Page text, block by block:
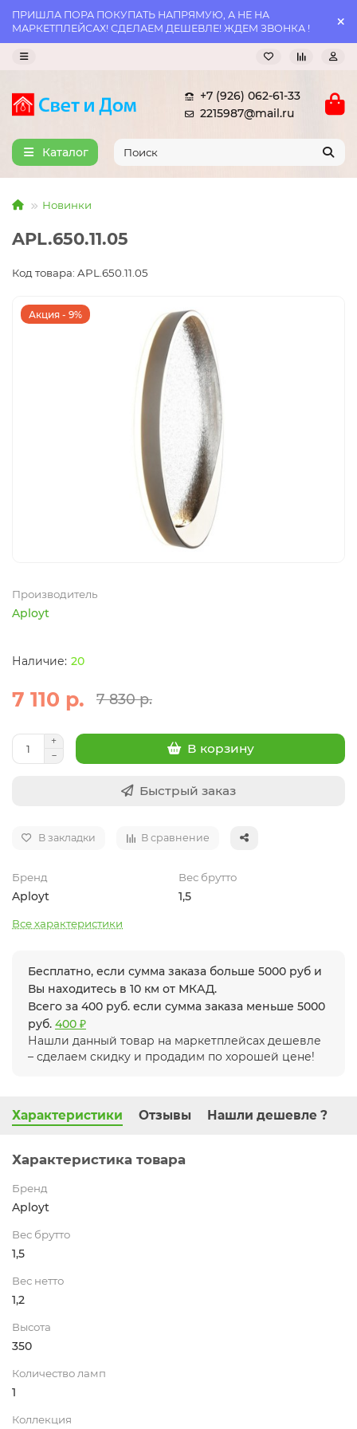
ПРИШЛА ПОРА ПОКУПАТЬ НАПРЯМУЮ, А НЕ НА
МАРКЕТПЛЕЙСАХ! СДЕЛАЕМ ДЕШЕВЛЕ! ЖДЕМ ЗВОНКА !
+7 (926) 062-61-33
2215987@mail.ru
Каталог
Новинки
APL.650.11.05
Код товара: APL.650.11.05
Акция - 9%
Производитель
Aployt
20
7 110 р. 7 830 р.
В корзину
Быстрый заказ
В закладки В сравнение
Бренд
Aployt
Вес брутто
1,5
Все характеристики
Бесплатно, если сумма заказа больше 5000 руб и
Вы находитесь в 10 км от МКАД.
Всего за 400 руб. если сумма заказа меньше 5000
руб. 400 ₽
Нашли данный товар на маркетплейсах дешевле
– сделаем скидку и продадим по хорошей цене!
Характеристики Отзывы Нашли дешевле ?
Характеристика товара
Бренд
Aployt
Вес брутто
1,5
Вес нетто
1,2
Высота
350
Количество ламп
1
Коллекция